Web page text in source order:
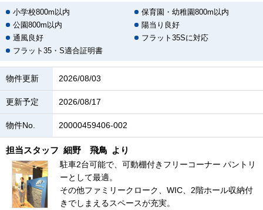
小学校800m以内
保育園・幼稚園800m以内
公園800m以内
陽当り良好
通風良好
フラット35Sに対応
フラット35・S適合証明書
物件更新 2026/08/03
更新予定 2026/08/17
物件No. 20000459406-002
担当スタッフ 細野 飛鳥 より
駐車2台可能で、可動棚付きフリーコーナー パントリ
ーとして最適。
その他ファミリークローク、WIC、2階ホール収納付
きでしまえるスペースが充実。